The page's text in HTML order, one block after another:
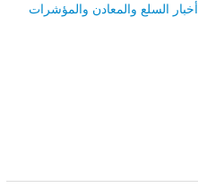
أخبار السلع والمعادن والمؤشرات